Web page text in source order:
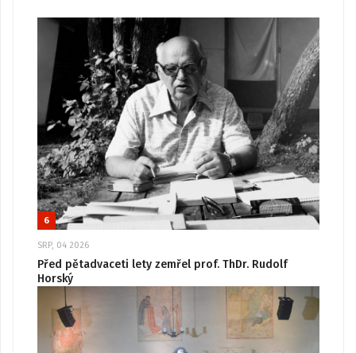
6
SRP, 04 2026
Před pětadvaceti lety zemřel prof. ThDr. Rudolf
Horský